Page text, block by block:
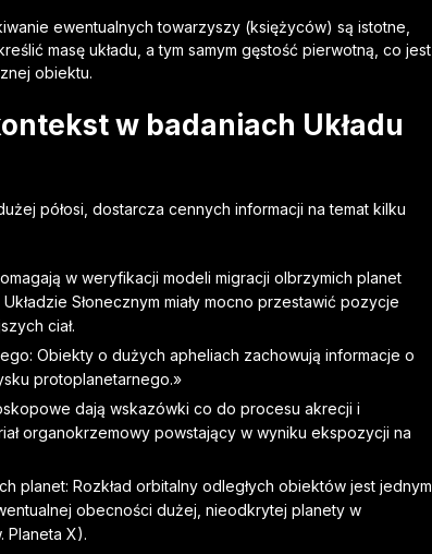
ewentualnych towarzyszy (księżyców) są istotne,
masę układu, a tym samym gęstość pierwotną, co jest
obiektu.
w badaniach Układu
półosi, dostarcza cennych informacji na temat kilku
w weryfikacji modeli migracji olbrzymich planet
Słonecznym miały mocno przestawić pozycje
ciał.
Obiekty o dużych apheliach zachowują informacje o
protoplanetarnego.»
dają wskazówki co do procesu akrecji i
organokrzemowy powstający w wyniku ekspozycji na
planet: Rozkład orbitalny odległych obiektów jest jednym
obecności dużej, nieodkrytej planety w
Planeta X).